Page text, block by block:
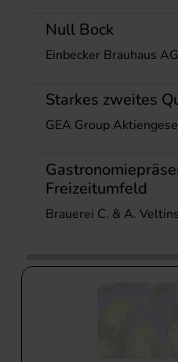
Null Bock
Einbecker Brauhaus AG
Starkes zweites
GEA Group
Freizeitumfeld
Brauerei C. & A.